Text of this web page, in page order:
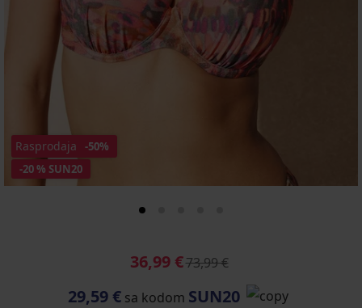
-20 % SUN20
Rasprodaja -50%
36,99 €73,99 €
29,59 €sa kodom SUN20